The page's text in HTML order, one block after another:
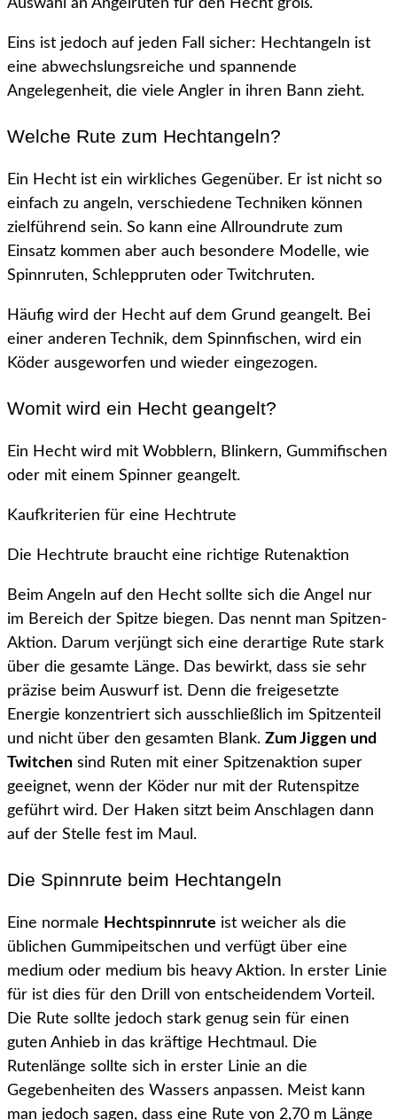
Auswahl an Angelruten für den Hecht groß.
Eins ist jedoch auf jeden Fall sicher: Hechtangeln ist
eine abwechslungsreiche und spannende
Angelegenheit, die viele Angler in ihren Bann zieht.
Welche Rute zum Hechtangeln?
Ein Hecht ist ein wirkliches Gegenüber. Er ist nicht so
einfach zu angeln, verschiedene Techniken können
zielführend sein. So kann eine Allroundrute zum
Einsatz kommen aber auch besondere Modelle, wie
Spinnruten, Schleppruten oder Twitchruten.
Häufig wird der Hecht auf dem Grund geangelt. Bei
einer anderen Technik, dem Spinnfischen, wird ein
Köder ausgeworfen und wieder eingezogen.
Womit wird ein Hecht geangelt?
Ein Hecht wird mit Wobblern, Blinkern, Gummifischen
oder mit einem Spinner geangelt.
Kaufkriterien für eine Hechtrute
Die Hechtrute braucht eine richtige Rutenaktion
Beim Angeln auf den Hecht sollte sich die Angel nur
im Bereich der Spitze biegen. Das nennt man Spitzen-
Aktion. Darum verjüngt sich eine derartige Rute stark
über die gesamte Länge. Das bewirkt, dass sie sehr
präzise beim Auswurf ist. Denn die freigesetzte
Energie konzentriert sich ausschließlich im Spitzenteil
und nicht über den gesamten Blank. Zum Jiggen und
Twitchen sind Ruten mit einer Spitzenaktion super
geeignet, wenn der Köder nur mit der Rutenspitze
geführt wird. Der Haken sitzt beim Anschlagen dann
auf der Stelle fest im Maul.
Die Spinnrute beim Hechtangeln
Eine normale Hechtspinnrute ist weicher als die
üblichen Gummipeitschen und verfügt über eine
medium oder medium bis heavy Aktion. In erster Linie
für ist dies für den Drill von entscheidendem Vorteil.
Die Rute sollte jedoch stark genug sein für einen
guten Anhieb in das kräftige Hechtmaul. Die
Rutenlänge sollte sich in erster Linie an die
Gegebenheiten des Wassers anpassen. Meist kann
man jedoch sagen, dass eine Rute von 2,70 m Länge